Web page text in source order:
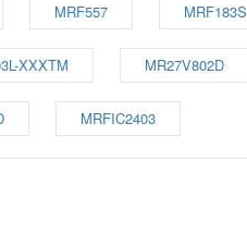
MRF557 MRF183S
XXXTM MR27V802D
MRFIC2403